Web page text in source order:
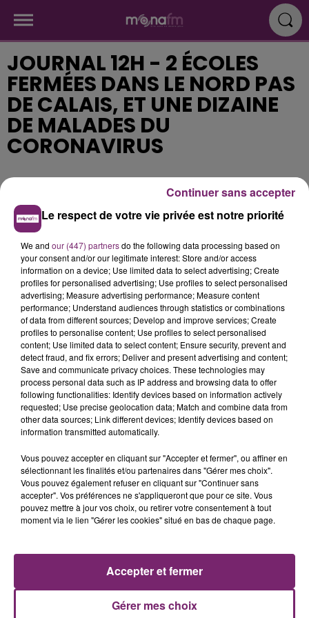
JOURNAL 12H - 2 ÉCOLES
FERMÉES DANS LE NORD PAS
DE CALAIS, ET UNE DIZAINE
DE MALADES DU
CORONAVIRUS
ACTUS RADIO
PODCASTS
JEUX
PHOTOS PUBLICITÉ
Le respect de votre vie privée est notre priorité
We and our (447) partnersdo the following data processing based on
your consent and/or our legitimate interest: Store and/or access
information on a device; Use limited data to select advertising; Create
profiles for personalised advertising; Use profiles to select personalised
advertising; Measure advertising performance; Measure content
performance; Understand audiences through statistics or combinations
of data from different sources; Develop and improve services; Create
profiles to personalise content; Use profiles to select personalised
content; Use limited data to select content; Ensure security, prevent and
detect fraud, and fix errors; Deliver and present advertising and content;
Save and communicate privacy choices. These technologies may
process personal data such as IP address and browsing data to offer
following functionalities: Identify devices based on information actively
requested; Use precise geolocation data; Match and combine data from
other data sources; Link different devices; Identify devices based on
information transmitted automatically.
Vous pouvez accepter en cliquant sur "Accepter et fermer", ou affiner en
sélectionnant les finalités et/ou partenaires dans "Gérer mes choix".
Vous pouvez également refuser en cliquant sur "Continuer sans
accepter". Vos préférences ne s'appliqueront que pour ce site. Vous
pouvez mettre à jour vos choix, ou retirer votre consentement à tout
moment via le lien "Gérer les cookies" situé en bas de chaque page.
Gérer mes choix
Accepter et fermer
Continuer sans accepter